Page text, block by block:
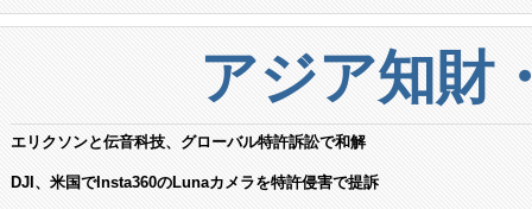
アジア知財
エリクソンと伝音科技、グローバル特許訴訟で和解
DJI、米国でInsta360のLunaカメラを特許侵害で提訴